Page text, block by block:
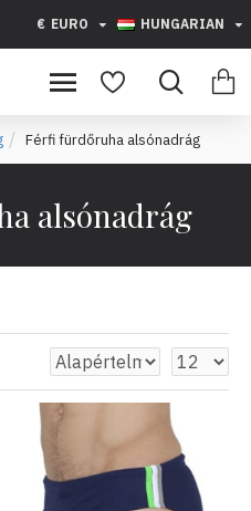
€ EURO HUNGARIAN
Férfi fürdőruha alsónadrág
alsónadrág